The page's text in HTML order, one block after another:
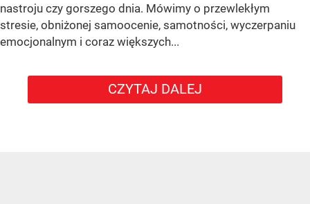
nastroju czy gorszego dnia. Mówimy o przewlekłym
stresie, obniżonej samoocenie, samotności, wyczerpaniu
emocjonalnym i coraz większych...
CZYTAJ DALEJ